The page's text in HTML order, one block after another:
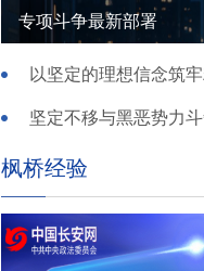
专项斗争最新部署
枫桥经验